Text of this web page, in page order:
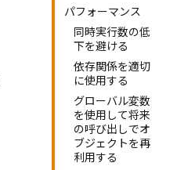
パフォーマンス
同時実行数の低
下を避ける
依存関係を適切
に使用する
グローバル変数
を使用して将来
の呼び出しでオ
ブジェクトを再
利用する